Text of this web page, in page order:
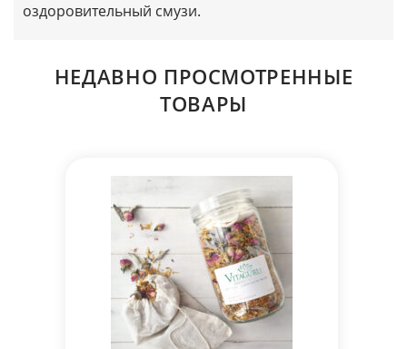
оздоровительный смузи.
НЕДАВНО ПРОСМОТРЕННЫЕ
ТОВАРЫ